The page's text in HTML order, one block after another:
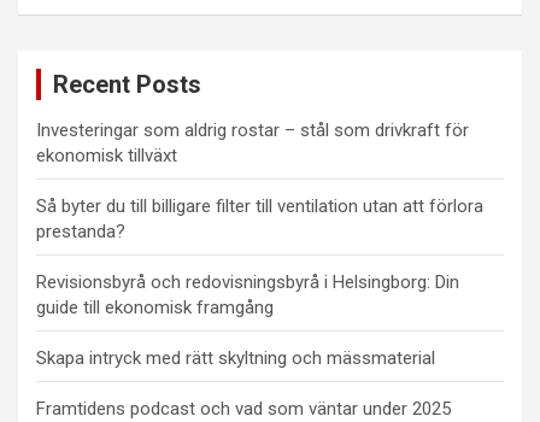
Recent Posts
Investeringar som aldrig rostar – stål som drivkraft för
ekonomisk tillväxt
Så byter du till billigare filter till ventilation utan att förlora
prestanda?
Revisionsbyrå och redovisningsbyrå i Helsingborg: Din
guide till ekonomisk framgång
Skapa intryck med rätt skyltning och mässmaterial
Framtidens podcast och vad som väntar under 2025